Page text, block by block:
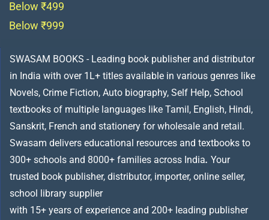
Below ₹499
Below ₹999
SWASAM BOOKS - Leading book publisher and distributor
in India with over 1L+ titles available in various genres like
Novels, Crime Fiction, Auto biography, Self Help, School
textbooks of multiple languages like Tamil, English, Hindi,
Sanskrit, French and stationery for wholesale and retail.
Swasam delivers educational resources and textbooks to
300+ schools and 8000+ families across India. Your
trusted book publisher, distributor, importer, online seller,
school library supplier
with 15+ years of experience and 200+ leading publisher